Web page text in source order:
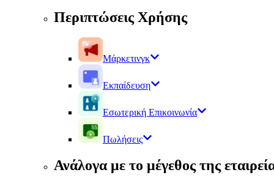
Περιπτώσεις Χρήσης
Μάρκετινγκ
Εκπαίδευση
Εσωτερική Επικοινωνία
Πωλήσεις
Ανάλογα με το μέγεθος της